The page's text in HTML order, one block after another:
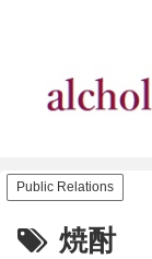
Public Relations
焼酎